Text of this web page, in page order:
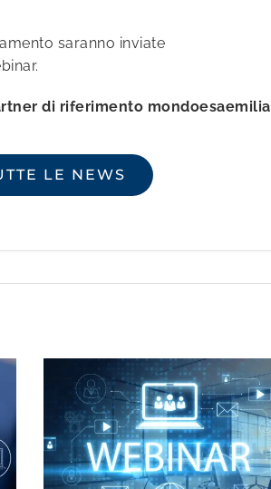
saranno inviate
di riferimento mondoesaemilia
LE NEWS
Webinar
TeamSystem di
dicembre 2025